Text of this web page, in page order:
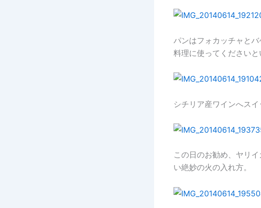
パンはフォカッチャと
料理に使ってくださいと
シチリア産ワインへスイ
この日のお勧め、ヤリ
い絶妙の火の入れ方。